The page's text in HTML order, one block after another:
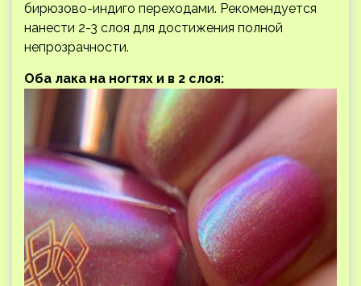
бирюзово-индиго переходами. Рекомендуется
нанести 2-3 слоя для достижения полной
непрозрачности.
Оба лака на ногтях и в 2 слоя: